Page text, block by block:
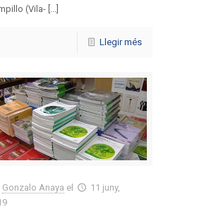
(Vila- [...]
Llegir més
Gonzalo Anaya el
11 juny,